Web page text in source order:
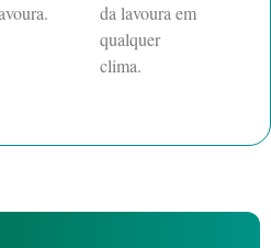
da lavoura em
qualquer
clima.